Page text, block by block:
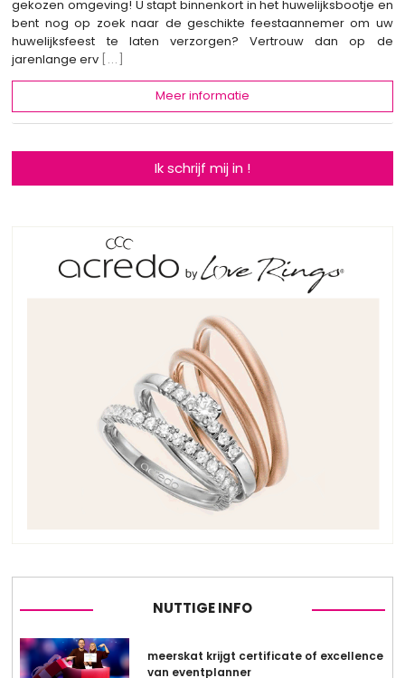
gekozen omgeving! U stapt binnenkort in het huwelijksbootje en
bent nog op zoek naar de geschikte feestaannemer om uw
huwelijksfeest te laten verzorgen? Vertrouw dan op de
jarenlange erv [...]
Meer informatie
Ik schrijf mij in !
NUTTIGE INFO
meerskat krijgt certificate of excellence
van eventplanner